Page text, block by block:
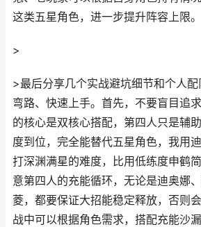
这类五星角色，进一步提升阵容上限。
>
>最后分享几个实战避坑细节和个人
弯路、快速上手。首先，不要盲目追
的核心是双核心搭配，第四人只是辅
度到位，完全能替代五星角色，我用
打深渊满星的难度，比用低练度申鹤
意第四人的充能循环，无论是迪奥娜
菱，都要保证大招能稳定释放，否则
战中可以根据角色需求，搭配充能沙